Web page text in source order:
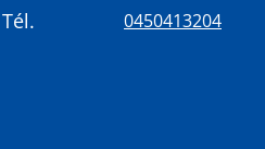
Tél. 0450413204